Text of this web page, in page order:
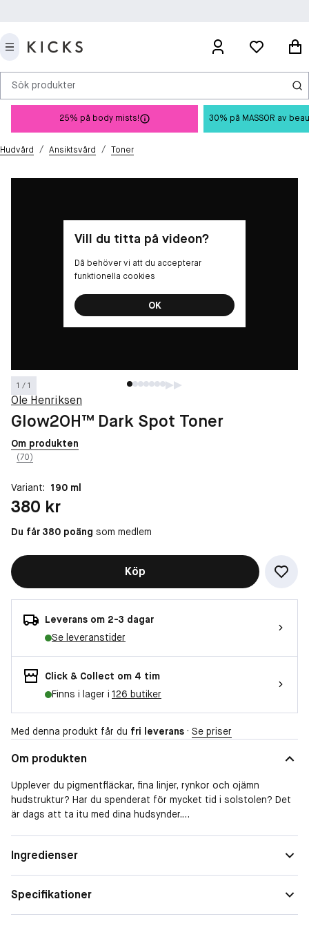
Sök produkter
25% på body mists! 30% på MASSOR av
Hudvård / Ansiktsvård / Toner
1 / 1
Vill du titta på videon?
Då behöver vi att du accepterar
funktionella cookies
OK
Ole Henriksen
Glow2OH™ Dark Spot Toner
Om produkten
(70)
Variant: 190 ml
Pris: 380 kr
380 kr
Du får 380 poäng som medlem
Köp
Leverans om 2-3 dagar
Se leveranstider
Click & Collect om 4 tim
Finns i lager i 126 butiker
Med denna produkt får du fri leverans · Se priser
Om produkten
Upplever du pigmentfläckar, fina linjer, rynkor och ojämn
hudstruktur? Har du spenderat för mycket tid i solstolen? Det
är dags att ta itu med dina hudsynder.
Denna potenta, veganska kvällstoner är laddad till max med
reducerar pigmentfläckar och ger resultat efter bara 7 dagar.
Glow2OH™ Dark Spot Toner arbetar emot fina linjer och rynkor
Speciella
Anti-age, Förstorade porer, Pigmenteringar,
Ingredienser
Specifikationer